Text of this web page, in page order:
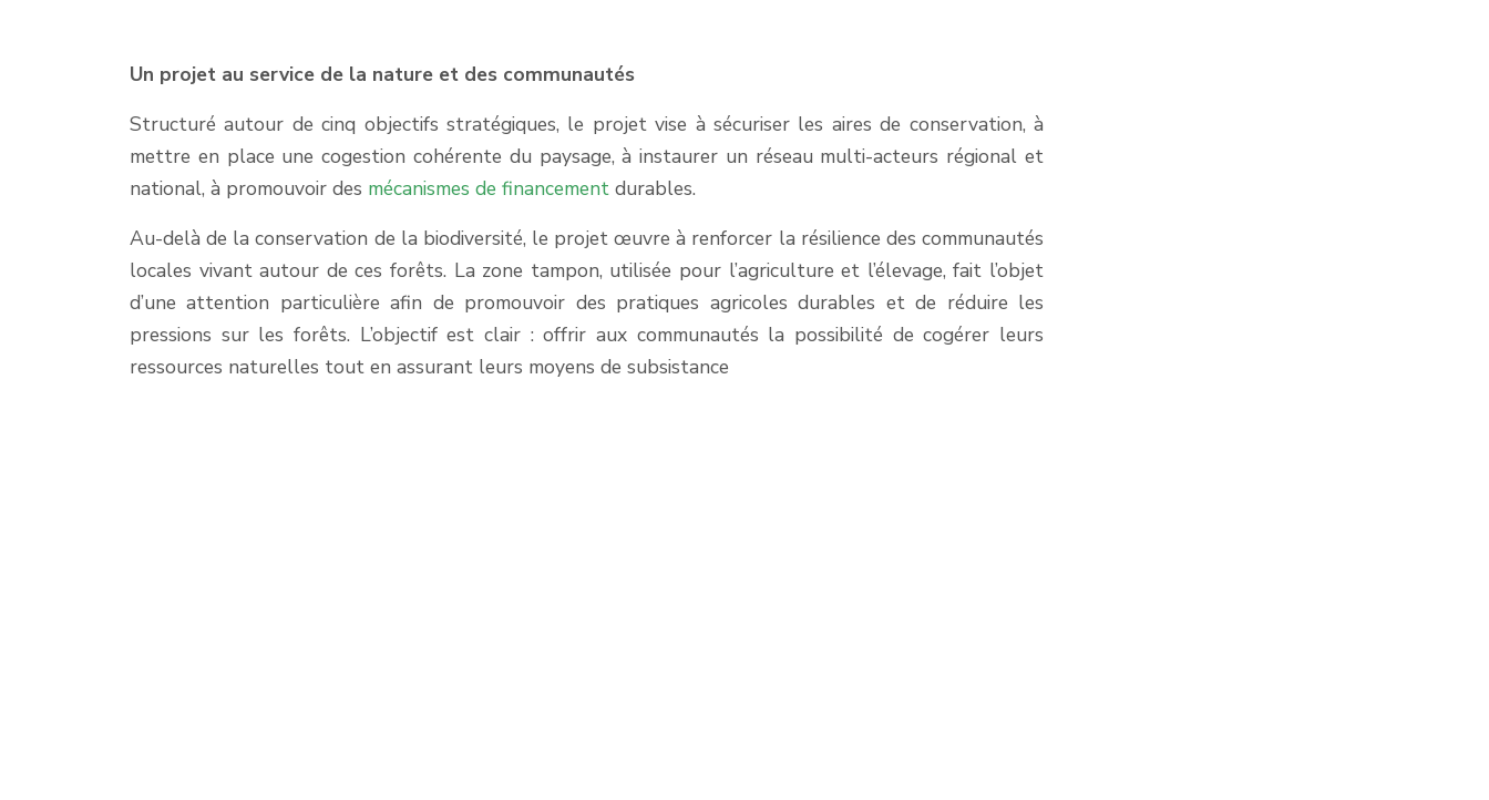
Un projet au service de la nature et des communautés
Structuré autour de cinq objectifs stratégiques, le projet vise à sécuriser les aires de conservation, à
mettre en place une cogestion cohérente du paysage, à instaurer un réseau multi-acteurs régional et
national, à promouvoir des mécanismes de financement durables.
Au-delà de la conservation de la biodiversité, le projet œuvre à renforcer la résilience des communautés
locales vivant autour de ces forêts. La zone tampon, utilisée pour l’agriculture et l’élevage, fait l’objet
d’une attention particulière afin de promouvoir des pratiques agricoles durables et de réduire les
pressions sur les forêts. L’objectif est clair : offrir aux communautés la possibilité de cogérer leurs
ressources naturelles tout en assurant leurs moyens de subsistance